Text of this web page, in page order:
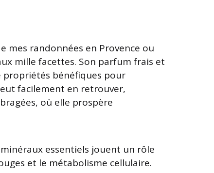
mes randonnées en Provence ou
mille facettes. Son parfum frais et
propriétés bénéfiques pour
facilement en retrouver,
où elle prospère
minéraux essentiels jouent un rôle
et le métabolisme cellulaire.